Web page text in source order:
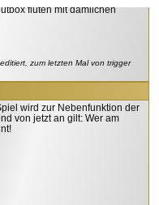
fluten mit dämlichen
zum letzten Mal von trigger
wird zur Nebenfunktion der
von jetzt an gilt: Wer am